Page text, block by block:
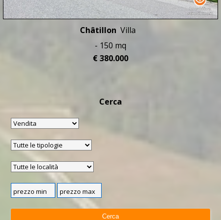
Châtillon Villa
- 150 mq
€ 380.000
Cerca